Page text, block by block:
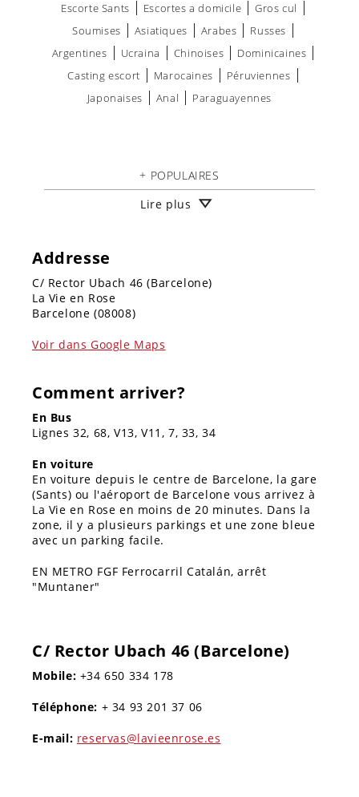
Escorte Sants
Escortes a domicile
Gros cul
Soumises
Asiatiques Arabes
Russes
Argentines
Ucraina Chinoises
Dominicaines
Casting escort
Marocaines
Péruviennes
Japonaises
Anal Paraguayennes
Lire plus
+ POPULAIRES
Addresse
C/ Rector Ubach 46 (Barcelone)
La Vie en Rose
Barcelone (08008)
Voir dans Google Maps
Comment arriver?
En Bus
Lignes 32, 68, V13, V11, 7, 33, 34
En voiture
En voiture depuis le centre de Barcelone, la gare
(Sants) ou l'aéroport de Barcelone vous arrivez à
La Vie en Rose en moins de 20 minutes. Dans la
zone, il y a plusieurs parkings et une zone bleue
avec un parking facile.
EN METRO FGF Ferrocarril Catalán, arrêt
"Muntaner"
C/ Rector Ubach 46 (Barcelone)
Mobile: +34 650 334 178
Téléphone: + 34 93 201 37 06
E-mail: reservas@lavieenrose.es